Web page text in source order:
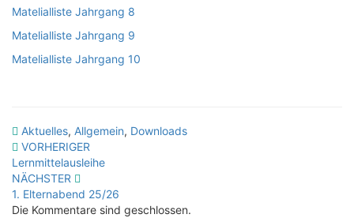
Matelialliste Jahrgang 8
Matelialliste Jahrgang 9
Matelialliste Jahrgang 10
Aktuelles, Allgemein, Downloads
Beitragsnavigation
VORHERIGER
Lernmittelausleihe
NÄCHSTER
1. Elternabend 25/26
Die Kommentare sind geschlossen.